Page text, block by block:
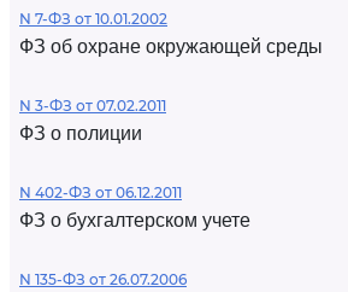
N 7-ФЗ от 10.01.2002
ФЗ об охране окружающей среды
N 3-ФЗ от 07.02.2011
ФЗ о полиции
N 402-ФЗ от 06.12.2011
ФЗ о бухгалтерском учете
N 135-ФЗ от 26.07.2006